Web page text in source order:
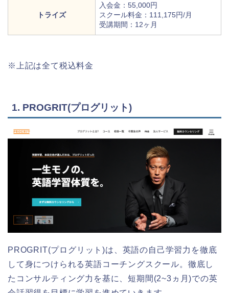
トライズ
入会金：55,000円
スクール料金：111,175円/月
受講期間：12ヶ月
※上記は全て税込料金
1. PROGRIT(プログリット)
PROGRIT(プログリット)は、英語の自己学習力を徹底
して身につけられる英語コーチングスクール。徹底し
たコンサルティング力を基に、短期間(2~3ヵ月)での英